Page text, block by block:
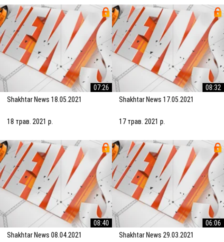
07:26
Shakhtar News 18.05.2021
18 трав. 2021 р.
08:32
Shakhtar News 17.05.2021
17 трав. 2021 р.
08:40
Shakhtar News 08.04.2021
06:06
Shakhtar News 29.03.2021